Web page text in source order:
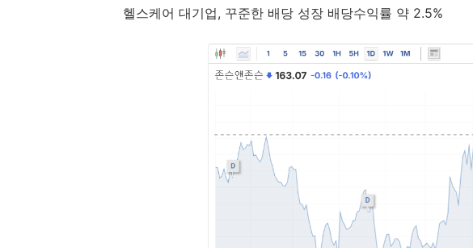
헬스케어 대기업, 꾸준한 배당 성장 배당수익률 약 2.5%